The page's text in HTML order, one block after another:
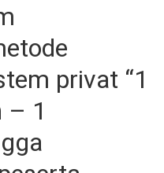
privat “1
– 1